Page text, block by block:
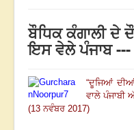
ਰਚਨਾਵਾਂ
ਸੰਪਰਕ
We have 267 guests and
ਬੌਧਿਕ ਕੰਗਾਲੀ ਦੇ
ਇਸ ਵੇਲੇ ਪੰਜਾਬ
“ਦੂਜਿਆਂ
ਵਾਲੇ ਪੰਜਾਬੀ
(13 ਨਵੰਬਰ 2017)